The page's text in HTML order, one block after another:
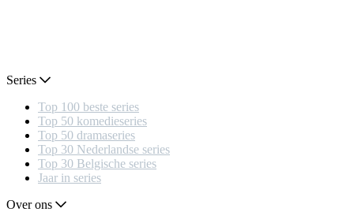
Series
Top 100 beste series
Top 50 komedieseries
Top 50 dramaseries
Top 30 Nederlandse series
Top 30 Belgische series
Jaar in series
Over ons